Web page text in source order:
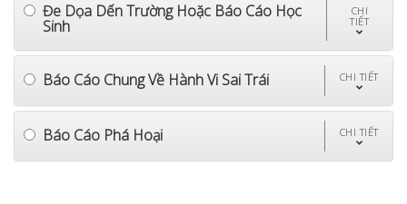
Đe Dọa Dến Trường Hoặc Báo Cáo Học
Sinh
CHI
TIẾT
Báo Cáo Chung Về Hành Vi Sai Trái CHI TIẾT
Báo Cáo Phá Hoại CHI TIẾT